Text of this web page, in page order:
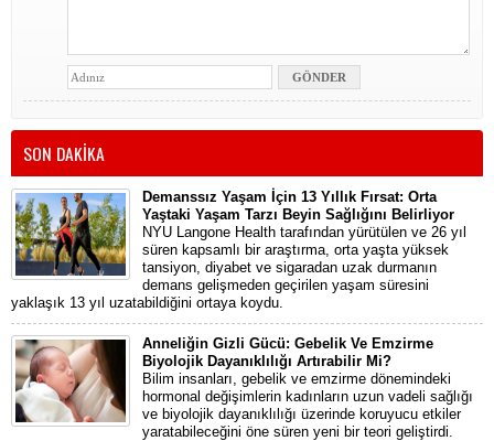
SON DAKİKA
Demanssız Yaşam İçin 13 Yıllık Fırsat: Orta
Yaştaki Yaşam Tarzı Beyin Sağlığını Belirliyor
NYU Langone Health tarafından yürütülen ve 26 yıl
süren kapsamlı bir araştırma, orta yaşta yüksek
tansiyon, diyabet ve sigaradan uzak durmanın
demans gelişmeden geçirilen yaşam süresini
yaklaşık 13 yıl uzatabildiğini ortaya koydu.
Anneliğin Gizli Gücü: Gebelik Ve Emzirme
Biyolojik Dayanıklılığı Artırabilir Mi?
Bilim insanları, gebelik ve emzirme dönemindeki
hormonal değişimlerin kadınların uzun vadeli sağlığı
ve biyolojik dayanıklılığı üzerinde koruyucu etkiler
yaratabileceğini öne süren yeni bir teori geliştirdi.